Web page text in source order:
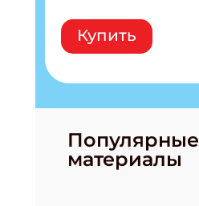
Купить
Популярные
материалы